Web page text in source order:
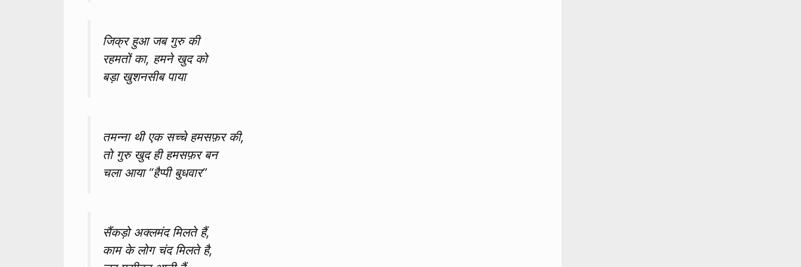
जिक्र हुआ जब गुरु की
रहमतों का, हमने खुद को
बड़ा खुशनसीब पाया
तमन्ना थी एक सच्चे हमसफ़र की,
तो गुरु खुद ही हमसफ़र बन
चला आया “हैप्पी बुधवार”
सैंकड़ो अक्लमंद मिलते हैं,
काम के लोग चंद मिलते है,